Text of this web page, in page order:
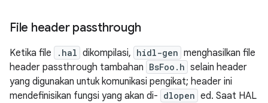
File header passthrough
Ketika file .hal dikompilasi, hidl-gen menghasilkan file
header passthrough tambahan BsFoo.h selain header
yang digunakan untuk komunikasi pengikat; header ini
mendefinisikan fungsi yang akan di- dlopen ed. Saat HAL